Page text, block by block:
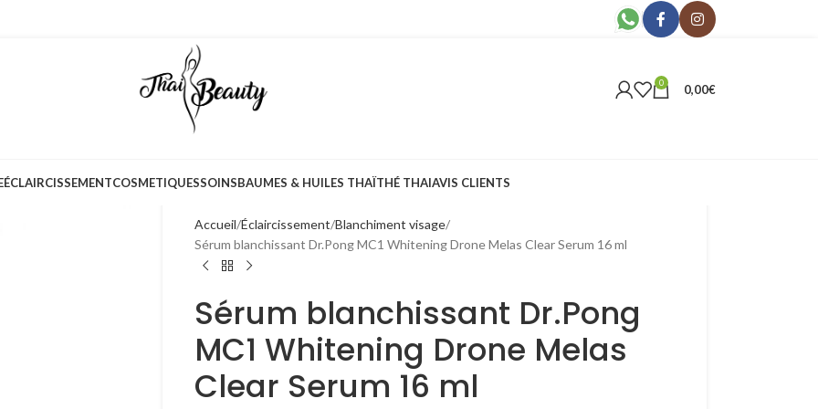
0 0,00€
ÉCLAIRCISSEMENTCOSMETIQUESSOINSBAUMES & HUILES THAÏTHÉ THAIAVIS CLIENTS
Accueil Éclaircissement Blanchiment visage
Sérum blanchissant Dr.Pong MC1 Whitening Drone Melas Clear Serum 16 ml
Sérum blanchissant Dr.Pong
MC1 Whitening Drone Melas
Clear Serum 16 ml